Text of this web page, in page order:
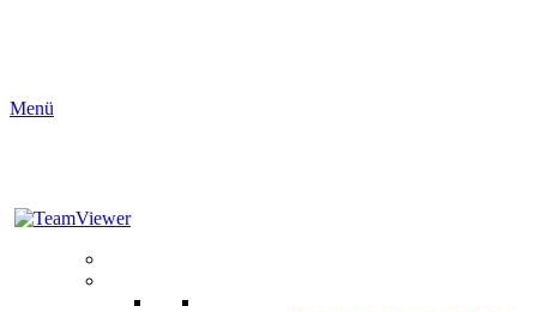
Menü